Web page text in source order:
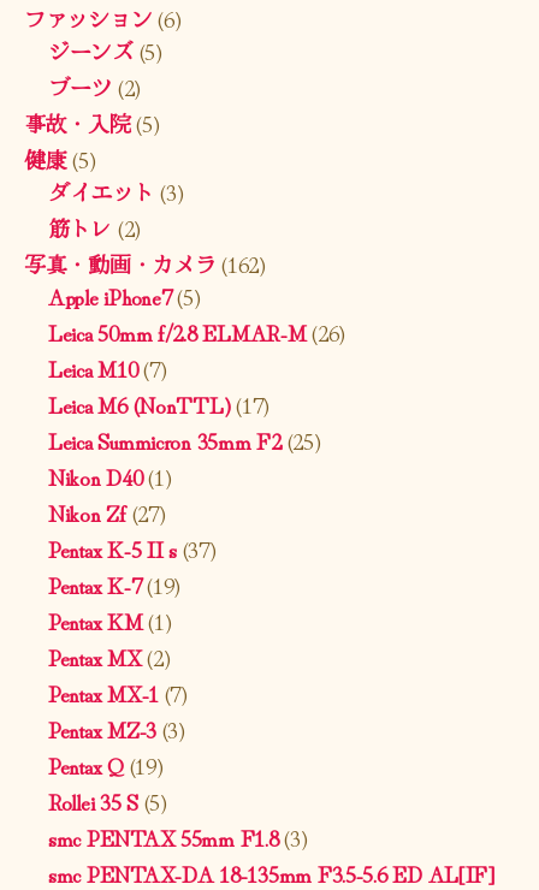
ファッション(6)
ジーンズ(5)
ブーツ (2)
事故・入院(5)
健康(5)
ダイエット (3)
筋トレ (2)
写真・動画・カメラ (162)
Apple iPhone7(5)
Leica 50mm f/2.8 ELMAR-M(26)
Leica M10(7)
Leica M6 (NonTTL)(17)
Leica Summicron 35mm F2(25)
Nikon D40(1)
Nikon Zf(27)
Pentax K-5 II s(37)
Pentax K-7(19)
Pentax KM(1)
Pentax MX(2)
Pentax MX-1 (7)
Pentax MZ-3(3)
Pentax Q(19)
Rollei 35 S(5)
smc PENTAX 55mm F1.8(3)
smc PENTAX-DA 18-135mm F3.5-5.6 ED AL[IF]